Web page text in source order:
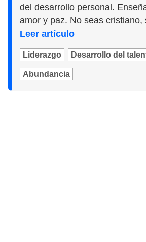
del desarrollo personal.
amor y paz. No seas cristiano,
Leer artículo
Liderazgo Desarrollo del
Abundancia